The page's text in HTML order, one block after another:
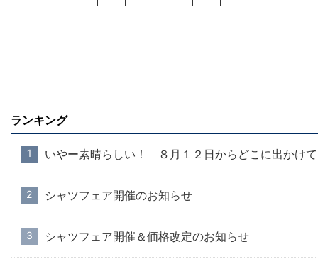
ランキング
いやー素晴らしい！ ８月１２日からどこに出かけ
シャツフェア開催のお知らせ
シャツフェア開催＆価格改定のお知らせ